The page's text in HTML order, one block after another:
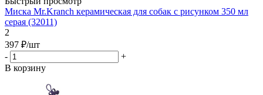
Миска Mr.Kranch керамическая для собак с рисунком 350 мл
серая (32011)
2
397 ₽/шт
-
+
В корзину